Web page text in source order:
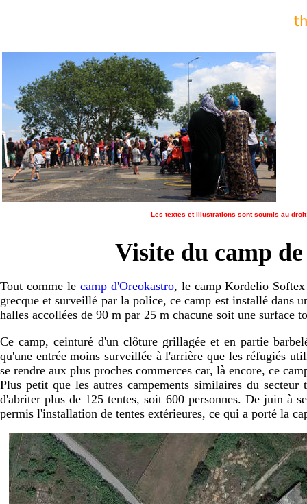
Les textes et illustrations sont soumis au
Visite du camp
Tout comme le camp d'Oreokastro, le camp Kordelio
grecque et surveillé par la police, ce camp est installé dans
halles accollées de 90 m par 25 m chacune soit une
Ce camp, ceinturé d'un clôture grillagée et en partie
qu'une entrée moins surveillée à l'arrière que les réfugiés
se rendre aux plus proches commerces car, là encore, ce
Plus petit que les autres campements similaires du
d'abriter plus de 125 tentes, soit 600 personnes. De juin à
permis l'installation de tentes extérieures, ce qui a porté la